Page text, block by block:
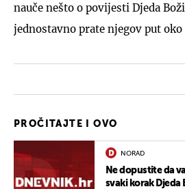
nauče nešto o povijesti Djeda
jednostavno prate njegov put oko
PROČITAJTE I OVO
NORAD
Ne dopustite da
svaki korak Djeda